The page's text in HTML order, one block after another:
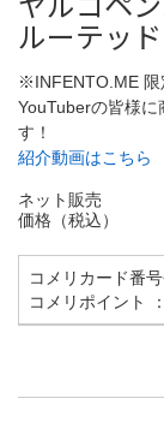
ルーテッ
※INFENTO.ME 限
YouTuberの皆様に
す！
紹介動画はこちら
ネット販売
価格（税込）
コメリカード番
コメリポイント ：